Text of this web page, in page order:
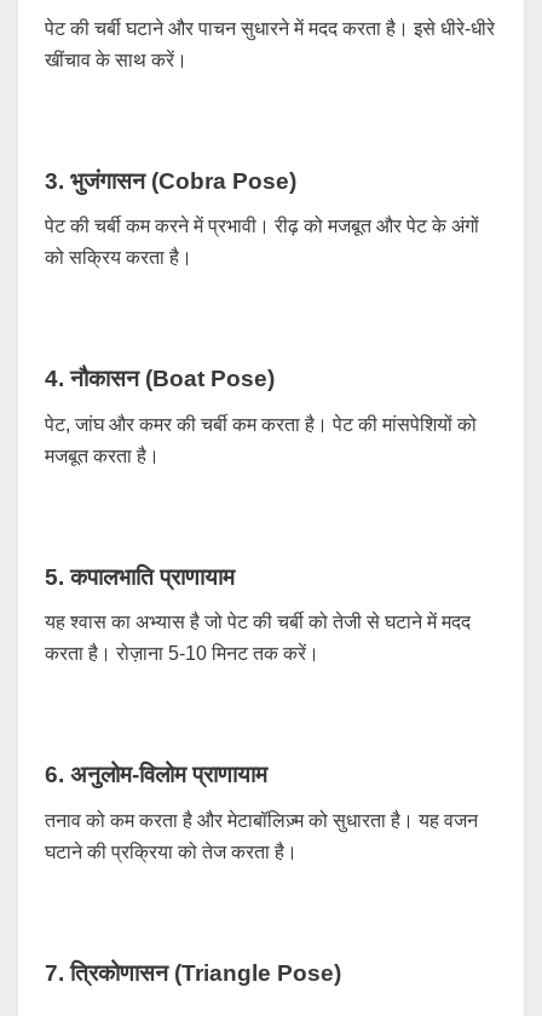
पेट की चर्बी घटाने और पाचन सुधारने में मदद करता है। इसे धीरे-धीरे
खींचाव के साथ करें।
3. भुजंगासन (Cobra Pose)
पेट की चर्बी कम करने में प्रभावी। रीढ़ को मजबूत और पेट के अंगों
को सक्रिय करता है।
4. नौकासन (Boat Pose)
पेट, जांघ और कमर की चर्बी कम करता है। पेट की मांसपेशियों को
मजबूत करता है।
5. कपालभाति प्राणायाम
यह श्वास का अभ्यास है जो पेट की चर्बी को तेजी से घटाने में मदद
करता है। रोज़ाना 5-10 मिनट तक करें।
6. अनुलोम-विलोम प्राणायाम
तनाव को कम करता है और मेटाबॉलिज़्म को सुधारता है। यह वजन
घटाने की प्रक्रिया को तेज करता है।
7. त्रिकोणासन (Triangle Pose)